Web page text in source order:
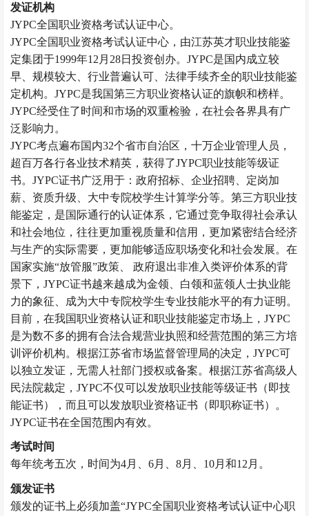
发证机构
JYPC全国职业资格考试认证中心。
JYPC全国职业资格考试认证中心，由江苏英才职业技能鉴
定集团于1999年12月28日投资创办。JYPC是国内成立较
早、规模较大、行业普遍认可、法律手续齐全的职业技能鉴
定机构。JYPC是我国第三方职业资格认证的旗帜和榜样。
JYPC经受住了时间和市场的双重检验，在社会各界具有广
泛影响力。
JYPC考点遍布国内32个省市自治区，十万企业管理人员，
超百万各行各业技术精英，获得了JYPC职业技能等级证
书。JYPC证书广泛用于：政府招标、企业招聘、定岗加
薪、资质升级、大中专院校学生计算学分等。第三方职业技
能鉴定，是国际通行的认证体系，它通过竞争取得社会承认
和社会地位，往往更加重视质量和信用，更加紧密结合经济
与生产的实际需要，更加能够适应职场变化和社会发展。在
国家实施“放管服”政策、 政府退出非准入类评价体系的背
景下，JYPC证书越来越成为金领、白领和蓝领 人士执业能
力的象征、成为大中专院校学生专业技能水平的有力证明。
目前，在我国职业资格认证和职业技能鉴定市场上，JYPC
是为数不多的拥有合法合规营业执照和经营范围的第三方培
训评价机构。根据江苏省市场监督管理局的决定，JYPC可
以独立发证，无需人社部门授权或备案。根据江苏省高级人
民法院裁定，JYPC不仅可以发放职业技能等级证书（即技
能证书），而且可以发放职业资格证书（即职称证书）。
JYPC证书在全国范围内有效。
考试时间
每年统考五次，时间为4月、6月、8月、10月和12月。
颁发证书
颁发的证书上必须加盖“JYPC全国职业资格考试认证中心职